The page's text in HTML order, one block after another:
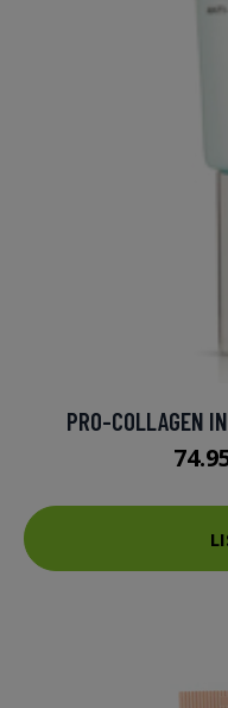
PRO-COLLAGEN